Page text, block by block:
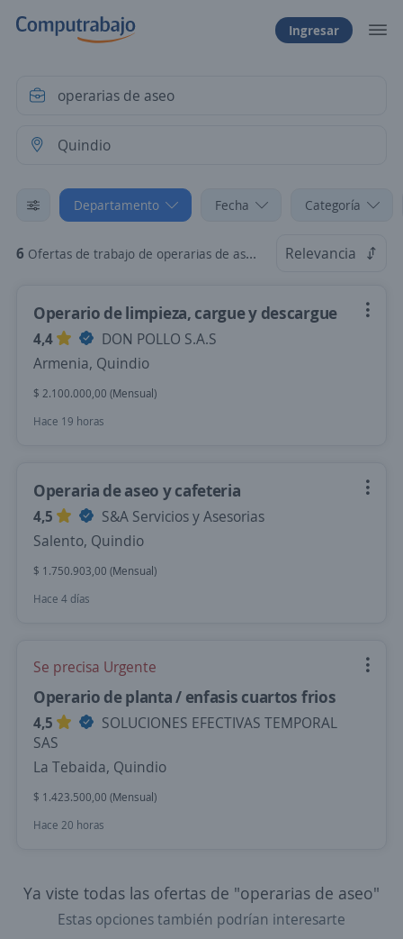
Ingresar
Departamento Fecha Categoría
6 Ofertas de trabajo de operarias de aseo en Quindio Relevancia
Operario de limpieza, cargue y descargue
4,4
DON POLLO S.A.S
Armenia, Quindio
$ 2.100.000,00 (Mensual)
Hace 19 horas
Operaria de aseo y cafeteria
4,5
S&A Servicios y Asesorias
Salento, Quindio
$ 1.750.903,00 (Mensual)
Hace 4 días
Se precisa Urgente
Operario de planta / enfasis cuartos frios
4,5
SOLUCIONES EFECTIVAS TEMPORAL
SAS
La Tebaida, Quindio
$ 1.423.500,00 (Mensual)
Hace 20 horas
Ya viste todas las ofertas de "operarias de aseo"
Estas opciones también podrían interesarte